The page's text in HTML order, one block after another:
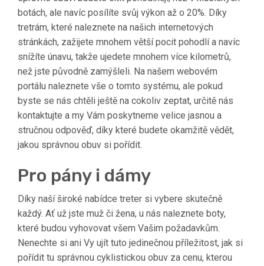
botách, ale navíc posílíte svůj výkon až o 20%. Díky
tretrám, které naleznete na našich internetových
stránkách, zažijete mnohem větší pocit pohodlí a navíc
snížíte únavu, takže ujedete mnohem více kilometrů,
než jste původně zamýšleli. Na našem webovém
portálu naleznete vše o tomto systému, ale pokud
byste se nás chtěli ještě na cokoliv zeptat, určitě nás
kontaktujte a my Vám poskytneme velice jasnou a
stručnou odpověď, díky které budete okamžitě vědět,
jakou správnou obuv si pořídit.
Pro pány i dámy
Díky naší široké nabídce treter si vybere skutečně
každý. Ať už jste muž či žena, u nás naleznete boty,
které budou vyhovovat všem Vašim požadavkům.
Nenechte si ani Vy ujít tuto jedinečnou příležitost, jak si
pořídit tu správnou cyklistickou obuv za cenu, kterou